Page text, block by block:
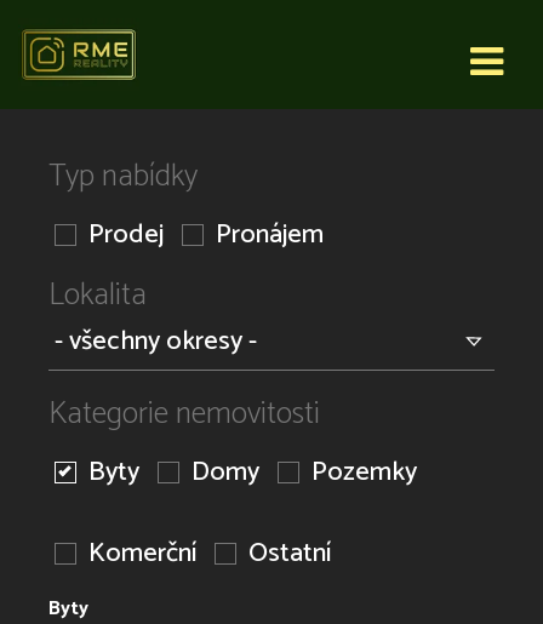
Typ nabídky
Prodej Pronájem
Lokalita
Kategorie nemovitosti
Byty Domy
Pozemky
Komerční
Ostatní
Byty